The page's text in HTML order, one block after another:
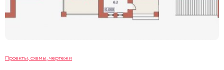
Проекты, схемы, чертежи